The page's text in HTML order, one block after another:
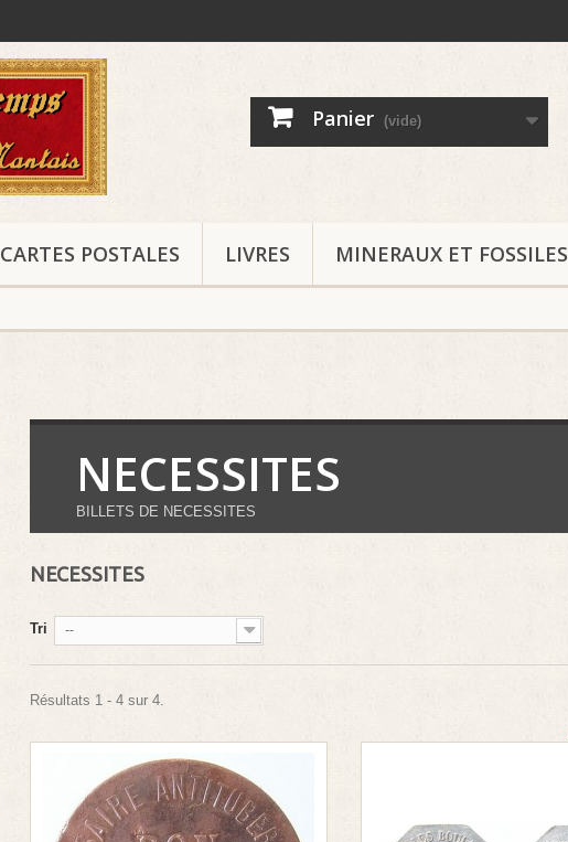
Panier (vide)
CARTES POSTALES LIVRES MINERAUX ET FOSSILES
NECESSITES
BILLETS DE NECESSITES
NECESSITES
Tri --
Résultats 1 - 4 sur 4.